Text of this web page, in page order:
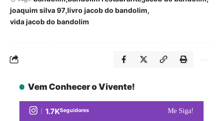
joaquim silva 97 livro jacob do bandolim
vida jacob do bandolim
Vem Conhecer o Vivente!
1.7KSeguidores Me Siga!